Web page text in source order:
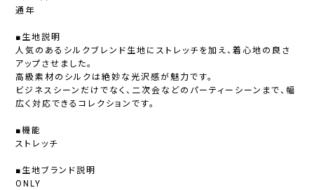
通年
■生地説明
人気のあるシルクブレンド生地にストレッチを加え、着心地の良さ
アップさせました。
高級素材のシルクは絶妙な光沢感が魅力です。
ビジネスシーンだけでなく、二次会などのパーティーシーンまで、幅
広く対応できるコレクションです。
■機能
ストレッチ
■生地ブランド説明
ONLY